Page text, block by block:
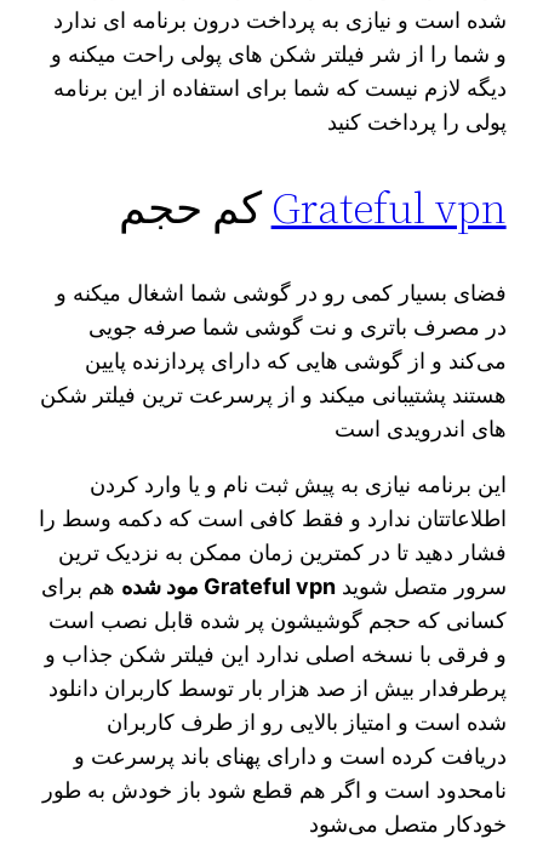
شده است و نیازی به پرداخت درون برنامه ای ندارد
و شما را از شر فیلتر شکن های پولی راحت میکنه و
دیگه لازم نیست که شما برای استفاده از این برنامه
پولی را پرداخت کنید
Grateful vpnکم حجم
فضای بسیار کمی رو در گوشی شما اشغال میکنه و
در مصرف باتری و نت گوشی شما صرفه جویی
می‌کند و از گوشی هایی که دارای پردازنده پایین
هستند پشتیبانی میکند و از پرسرعت ترین فیلتر شکن
های اندرویدی است
این برنامه نیازی به پیش ثبت نام و یا وارد کردن
اطلاعاتتان ندارد و فقط کافی است که دکمه وسط را
فشار دهید تا در کمترین زمان ممکن به نزدیک ترین
سرور متصل شویدGrateful vpn مود شده
هم برای
کسانی که حجم گوشیشون پر شده قابل نصب است
و فرقی با نسخه اصلی ندارد این فیلتر شکن جذاب و
پرطرفدار بیش از صد هزار بار توسط کاربران دانلود
شده است و امتیاز بالایی رو از طرف کاربران
دریافت کرده است و دارای پهنای باند پرسرعت و
نامحدود است و اگر هم قطع شود باز خودش به طور
خودکار متصل می‌شود